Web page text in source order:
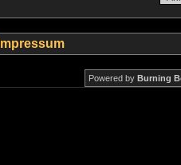
Impressum
Powered by Burning